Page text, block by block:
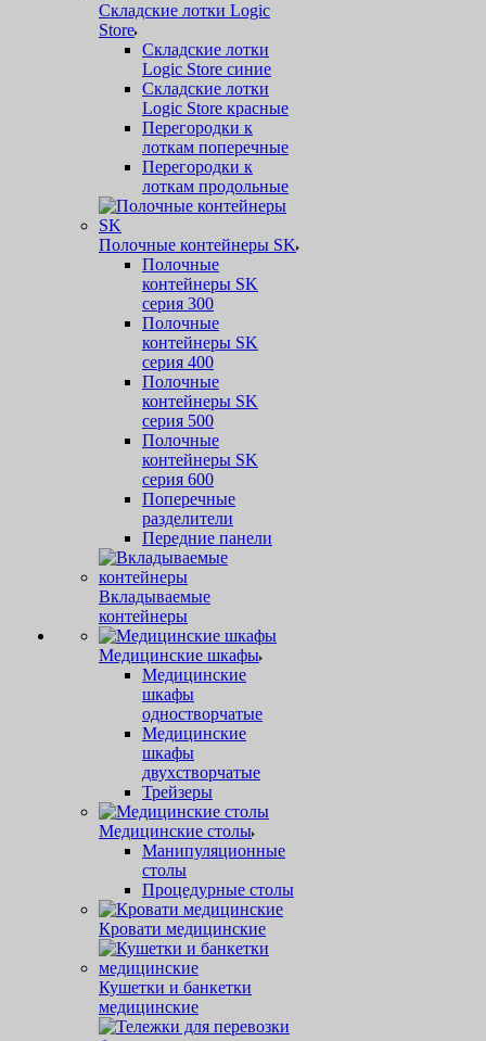
Складские лотки Logic
Store
Складские лотки
Logic Store синие
Складские лотки
Logic Store красные
Перегородки к
лоткам поперечные
Перегородки к
лоткам продольные
Полочные контейнеры SK
Полочные
контейнеры SK
серия 300
Полочные
контейнеры SK
серия 400
Полочные
контейнеры SK
серия 500
Полочные
контейнеры SK
серия 600
Поперечные
разделители
Передние панели
Вкладываемые
контейнеры
Медицинские шкафы
Медицинские
шкафы
одностворчатые
Медицинские
шкафы
двухстворчатые
Трейзеры
Медицинские столы
Манипуляционные
столы
Процедурные столы
Кровати медицинские
Кушетки и банкетки
медицинские